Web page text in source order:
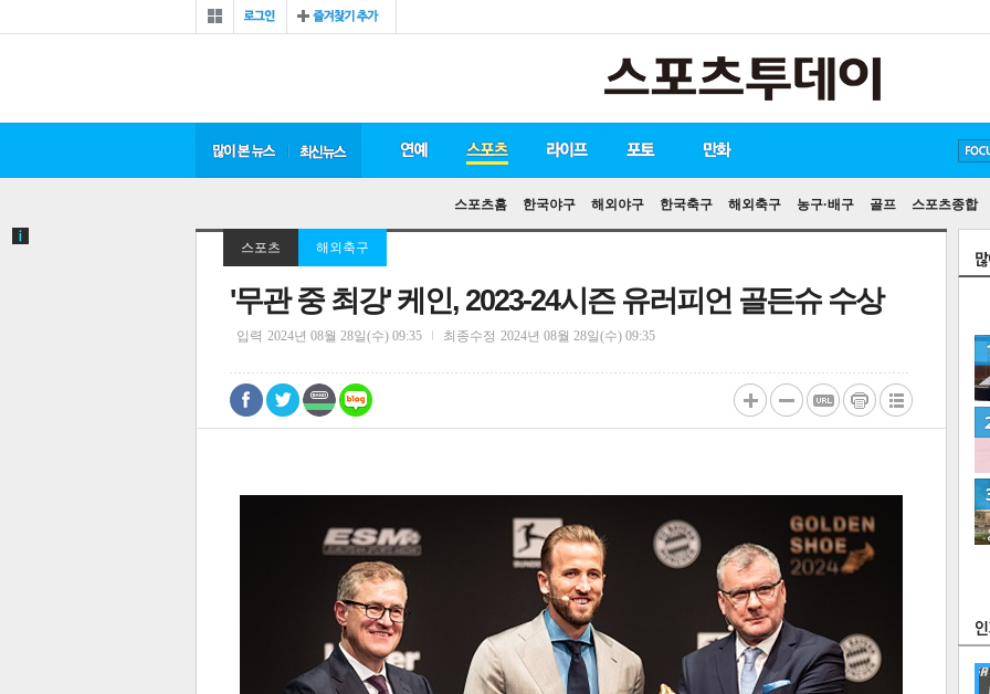
최신 뉴스 연예 스포츠
스포츠홈 한국야구 해외야구 한국축구 해외축구 농구·배구 골프 스포츠종합
라이프 포토
방탄소년단
손흥민
유아인
스포츠 해외축구
'무관 중 최강' 케인, 2023-24시즌 유러피언 골든슈 수상
입력 2024년 08월 28일(수) 09:35 최종수정 2024년 08월 28일(수) 09:35
0